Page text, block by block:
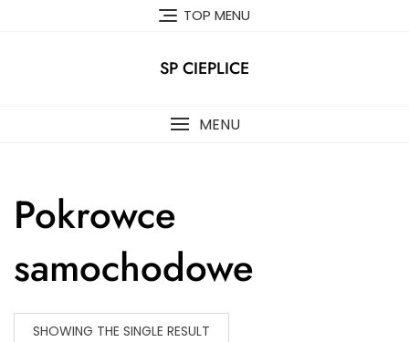
TOP MENU
SP CIEPLICE
MENU
Pokrowce
samochodowe
SHOWING THE SINGLE RESULT